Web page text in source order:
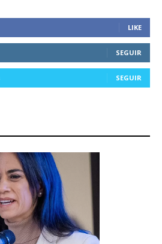
LIKE
SEGUIR
SEGUIR